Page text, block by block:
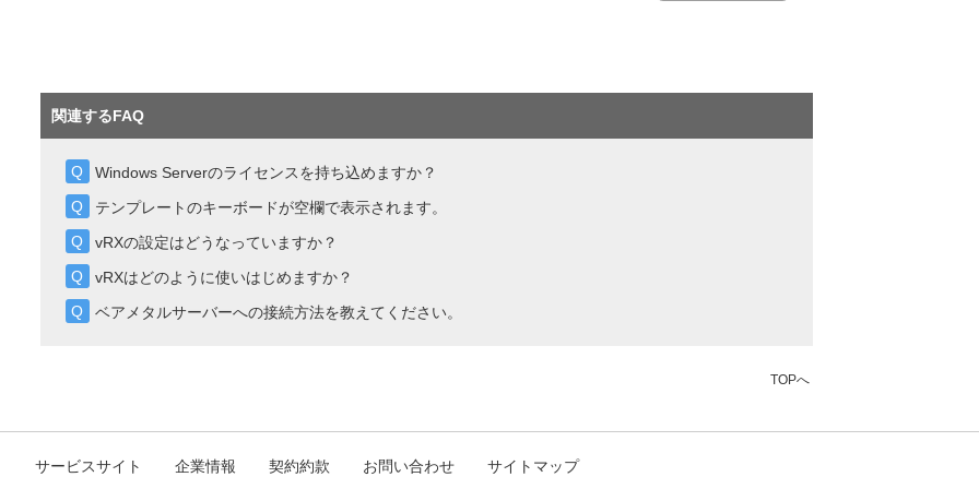
関連するFAQ
Windows Serverのライセンスを持ち込めますか？
テンプレートのキーボードが空欄で表示されます。
vRXの設定はどうなっていますか？
vRXはどのように使いはじめますか？
ベアメタルサーバーへの接続方法を教えてください。
TOPへ
サービスサイト 企業情報 契約約款 お問い合わせ サイトマップ